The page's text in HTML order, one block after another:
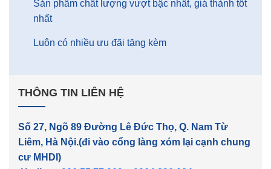
Sản phẩm chất lượng vượt bậc nhất, giá thành tốt
nhất
Luôn có nhiều ưu đãi tặng kèm
THÔNG TIN LIÊN HỆ
Số 27, Ngõ 89 Đường Lê Đức Thọ, Q. Nam Từ
Liêm, Hà Nội.(đi vào cổng làng xóm lại cạnh chung
cư MHDI)